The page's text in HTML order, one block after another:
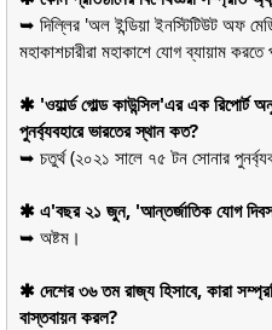
➥ দিল্লির 'অল ইন্ডিয়া ইনস্টিটিউট অফ
মহাকাশচারীরা মহাকাশে যোগ ব্যায়াম করতে
✱ 'ওয়ার্ল্ড গোল্ড কাউন্সিল'এর এক রিপোর্ট
পুনর্ব্যবহারে ভারতের স্থান কত?
➥ চতুর্থ (২০২১ সালে ৭৫ টন সোনার
✱ এ'বছর ২১ জুন, 'আন্তর্জাতিক যোগ
➥ অষ্টম।
✱ দেশের ৩৬ তম রাজ্য হিসাবে, কারা
বাস্তবায়ন করল?